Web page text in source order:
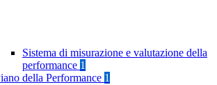
Sistema di misurazione e valutazione della
performance 1
della Performance 1